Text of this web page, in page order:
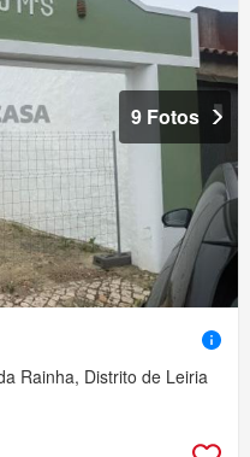
9 Fotos
Rainha, Distrito de Leiria